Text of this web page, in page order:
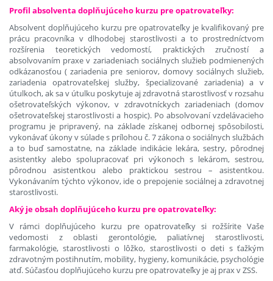
Profil absolventa doplňujúceho kurzu pre opatrovateľky:
Absolvent doplňujúceho kurzu pre opatrovateľky je kvalifikovaný pre
prácu pracovníka v dlhodobej starostlivosti a to prostredníctvom
rozšírenia teoretických vedomostí, praktických zručností a
absolvovaním praxe v zariadeniach sociálnych služieb podmienených
odkázanosťou ( zariadenia pre seniorov, domovy sociálnych služieb,
zariadenia opatrovateľskej služby, špecializované zariadenia) a v
útulkoch, ak sa v útulku poskytuje aj zdravotná starostlivosť v rozsahu
ošetrovateľských výkonov, v zdravotníckych zariadeniach (domov
ošetrovateľskej starostlivosti a hospic). Po absolvovaní vzdelávacieho
programu je pripravený, na základe získanej odbornej spôsobilosti,
vykonávať úkony v súlade s prílohou č. 7 zákona o sociálnych službách
a to buď samostatne, na základe indikácie lekára, sestry, pôrodnej
asistentky alebo spolupracovať pri výkonoch s lekárom, sestrou,
pôrodnou asistentkou alebo praktickou sestrou – asistentkou.
Vykonávaním týchto výkonov, ide o prepojenie sociálnej a zdravotnej
starostlivosti.
Aký je obsah doplňujúceho kurzu pre opatrovateľky:
V rámci doplňujúceho kurzu pre opatrovateľky si rožšírite Vaše
vedomosti z oblasti gerontológie, paliatívnej starostlivosti,
farmakológie, starostlivosti o lôžko, starostlivosti o deti s ťažkým
zdravotným postihnutím, mobility, hygieny, komunikácie, psychológie
atď. Súčasťou doplňujúceho kurzu pre opatrovateľky je aj prax v ZSS.